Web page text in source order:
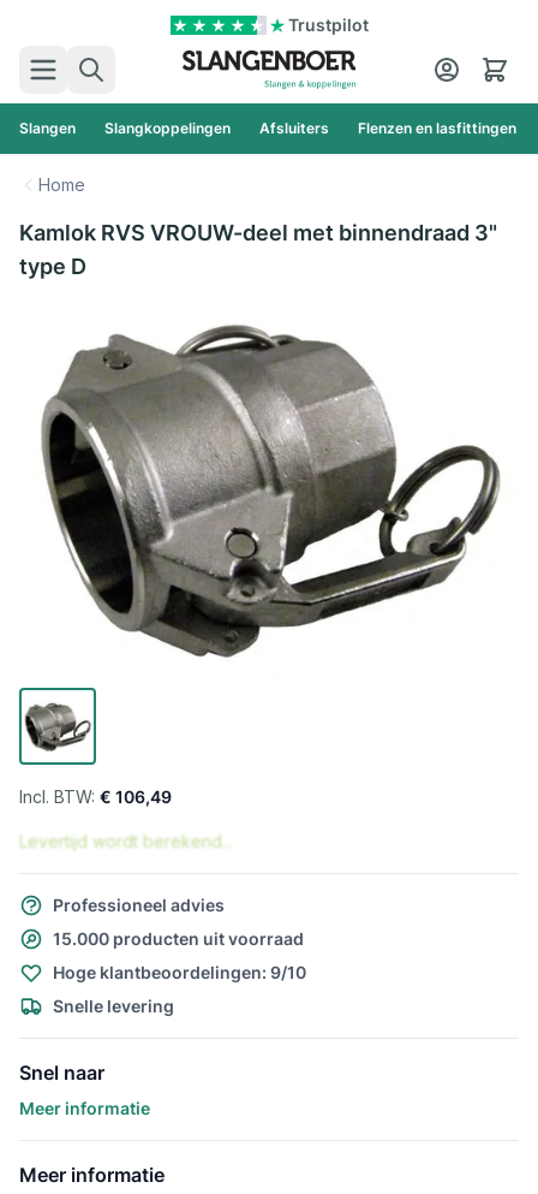
Trustpilot
Zoek
Cart
Slangen Slangkoppelingen Afsluiters Flenzen en lasfittingen
Home
Kamlok RVS VROUW-deel met binnendraad 3"
type D
€ 106,49
Levertijd wordt berekend...
Professioneel advies
15.000 producten uit voorraad
Hoge klantbeoordelingen: 9/10
Snelle levering
Snel naar
Meer informatie
Meer informatie